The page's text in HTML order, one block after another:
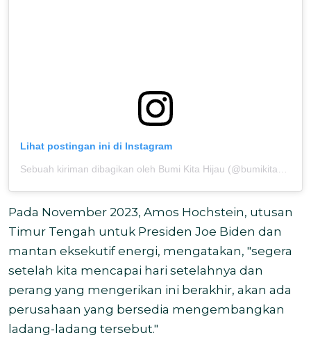
Lihat postingan ini di Instagram
Pada November 2023, Amos Hochstein, utusan
Timur Tengah untuk Presiden Joe Biden dan
mantan eksekutif energi, mengatakan, "segera
setelah kita mencapai hari setelahnya dan
perang yang mengerikan ini berakhir, akan ada
perusahaan yang bersedia mengembangkan
ladang-ladang tersebut."